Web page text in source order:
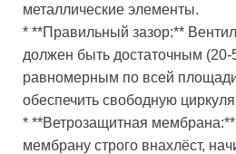
металлические элементы.
* **Правильный зазор:**
должен быть достаточным
равномерным по всей
обеспечить свободную
* **Ветрозащитная
мембрану строго внахлёст,